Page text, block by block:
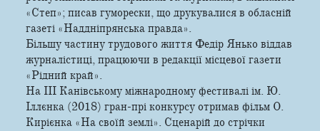
«Степ»; писав гуморески, що друкувалися в обласній
газеті «Наддніпрянська правда».
Більшу частину трудового життя Федір Янько віддав
журналістиці, працюючи в редакції місцевої газети
«Рідний край».
На ІІІ Канівському міжнародному фестивалі ім. Ю.
Іллєнка (2018) гран-прі конкурсу отримав фільм О.
Кирієнка «На своїй землі». Сценарій до стрічки